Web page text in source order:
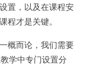
置，以及在课程安
程才是关键。
概而论，我们需要
学中专门设置分